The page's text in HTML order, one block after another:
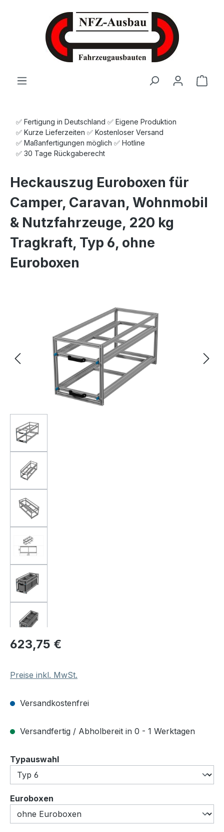
Zum Hauptinhalt springen
✅ Fertigung in Deutschland ✅ Eigene Produktion
✅ Kurze Lieferzeiten ✅ Kostenloser Versand
✅ Maßanfertigungen möglich ✅ Hotline
✅ 30 Tage Rückgaberecht
Heckauszug Euroboxen für
Camper, Caravan, Wohnmobil
& Nutzfahrzeuge, 220 kg
Tragkraft, Typ 6, ohne
Euroboxen
Regulärer Preis:
623,75 €
Preise inkl. MwSt.
Versandkostenfrei
Versandfertig / Abholbereit in 0 - 1 Werktagen
Typauswahlauswählen
Euroboxen